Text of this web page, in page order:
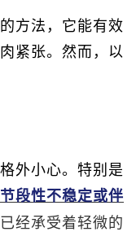
方法，它能有效
紧张。然而，以
外小心。特别是
段性不稳定或伴
经承受着轻微的